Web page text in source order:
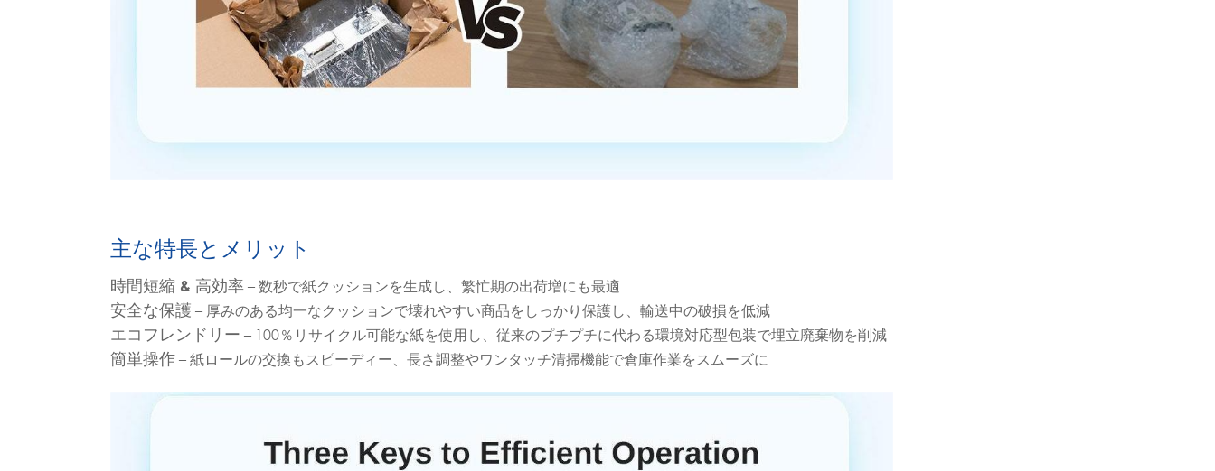
主な特長とメリット
時間短縮 & 高効率– 数秒で紙クッションを生成し、繁忙期の出荷増にも最適
安全な保護 – 厚みのある均一なクッションで壊れやすい商品をしっかり保護し、輸送中の破損を低減
エコフレンドリー – 100％リサイクル可能な紙を使用し、従来のプチプチに代わる環境対応型包装で埋立廃棄物を削減
簡単操作– 紙ロールの交換もスピーディー、長さ調整やワンタッチ清掃機能で倉庫作業をスムーズに